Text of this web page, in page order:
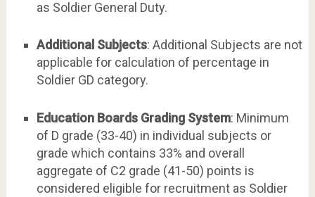
as Soldier General Duty.
Additional Subjects: Additional Subjects are not
applicable for calculation of percentage in
Soldier GD category.
Education Boards Grading System: Minimum
of D grade (33-40) in individual subjects or
grade which contains 33% and overall
aggregate of C2 grade (41-50) points is
considered eligible for recruitment as Soldier